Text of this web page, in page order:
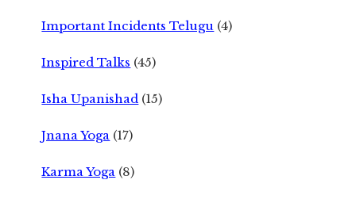
Important Incidents Telugu (4)
Inspired Talks (45)
Isha Upanishad (15)
Jnana Yoga (17)
Karma Yoga (8)